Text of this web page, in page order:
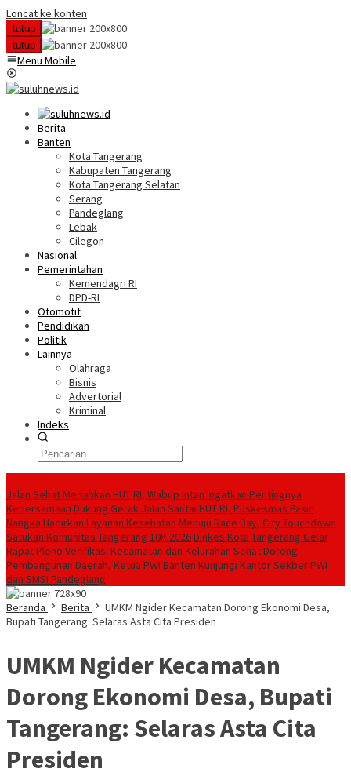
Loncat ke konten
tutup
tutup
Menu Mobile
Berita
Banten
Kota Tangerang
Kabupaten Tangerang
Kota Tangerang Selatan
Serang
Pandeglang
Lebak
Cilegon
Nasional
Pemerintahan
Kemendagri RI
DPD-RI
Otomotif
Pendidikan
Politik
Lainnya
Olahraga
Bisnis
Advertorial
Kriminal
Indeks
Jalan Sehat Meriahkan HUT RI, Wabup Intan Ingatkan Pentingnya
Kebersamaan Dukung Gerak Jalan Santai HUT RI, Puskesmas Pasir
Nangka Hadirkan Layanan Kesehatan Menuju Race Day, City Touchdown
Satukan Komunitas Tangerang 10K 2026Dinkes Kota Tangerang Gelar
Rapat Pleno Verifikasi Kecamatan dan Kelurahan SehatDorong
Pembangunan Daerah, Ketua PWI Banten Kunjungi Kantor Sekber PWI
dan SMSI Pandeglang
Beranda
Berita
UMKM Ngider Kecamatan Dorong Ekonomi Desa,
Bupati Tangerang: Selaras Asta Cita Presiden
UMKM Ngider Kecamatan
Dorong Ekonomi Desa, Bupati
Tangerang: Selaras Asta Cita
Presiden